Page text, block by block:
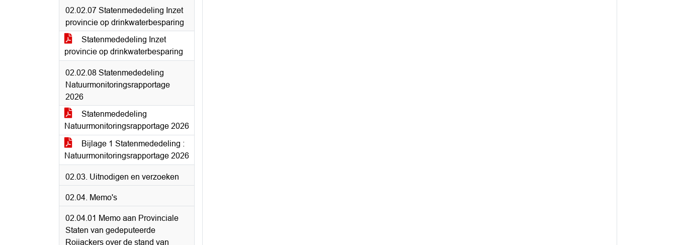
02.02.07 Statenmededeling Inzet
provincie op drinkwaterbesparing
Statenmededeling Inzet
provincie op drinkwaterbesparing
02.02.08 Statenmededeling
Natuurmonitoringsrapportage
2026
Statenmededeling
Natuurmonitoringsrapportage 2026
Bijlage 1 Statenmededeling :
Natuurmonitoringsrapportage 2026
02.03. Uitnodigen en verzoeken
02.04. Memo's
02.04.01 Memo aan Provinciale
Staten van gedeputeerde
Roijackers over de stand van